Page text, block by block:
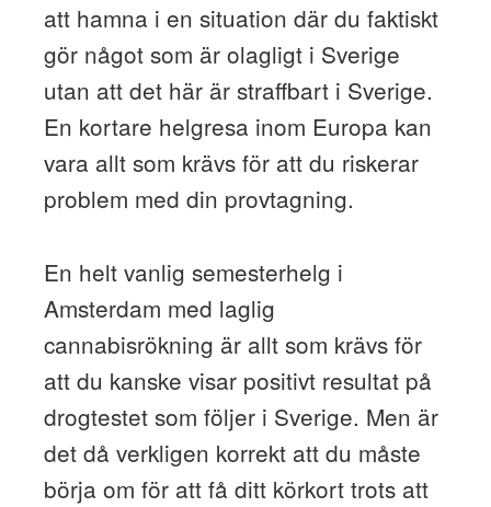
att hamna i en situation där du faktiskt
gör något som är olagligt i Sverige
utan att det här är straffbart i Sverige.
En kortare helgresa inom Europa kan
vara allt som krävs för att du riskerar
problem med din provtagning.
En helt vanlig semesterhelg i
Amsterdam med laglig
cannabisrökning är allt som krävs för
att du kanske visar positivt resultat på
drogtestet som följer i Sverige. Men är
det då verkligen korrekt att du måste
börja om för att få ditt körkort trots att